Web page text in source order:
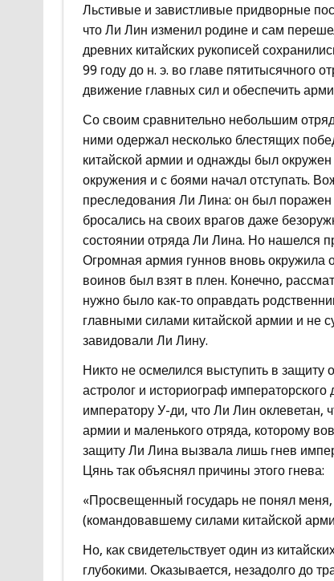
Льстивые и завистливые придворные
что Ли Лин изменил родине и сам
древних китайских рукописей
99 году до н. э. во главе пятитысячного
движение главных сил и обеспечить
Со своим сравнительно небольшим
ними одержал несколько блестящих
китайской армии и однажды был
окружения и с боями начал отступать.
преследования Ли Лина: он был поражен
бросались на своих врагов даже
состоянии отряда Ли Лина. Но нашелся
Огромная армия гуннов вновь окружила
воинов был взят в плен. Конечно,
нужно было как-то оправдать
главными силами китайской армии и не
завидовали Ли Лину.
Никто не осмелился выступить в
астролог и историограф
императору У-ди, что Ли Лин оклеветан,
армии и маленького отряда, которому
защиту Ли Лина вызвала лишь гнев
Цянь так объяснял причины этого гнева:
«Просвещенный государь не понял
(командовавшему силами китайской
Но, как свидетельствует один из
глубокими. Оказывается, незадолго до